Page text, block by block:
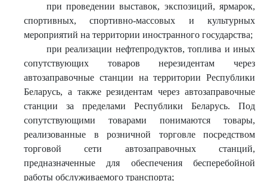
при проведении выставок, экспозиций, ярмарок,
спортивных, спортивно-массовых и культурных
мероприятий на территории иностранного государства;
при реализации нефтепродуктов, топлива и иных
сопутствующих товаров нерезидентам через
автозаправочные станции на территории Республики
Беларусь, а также резидентам через автозаправочные
станции за пределами Республики Беларусь. Под
сопутствующими товарами понимаются товары,
реализованные в розничной торговле посредством
торговой сети автозаправочных станций,
предназначенные для обеспечения бесперебойной
работы обслуживаемого транспорта;